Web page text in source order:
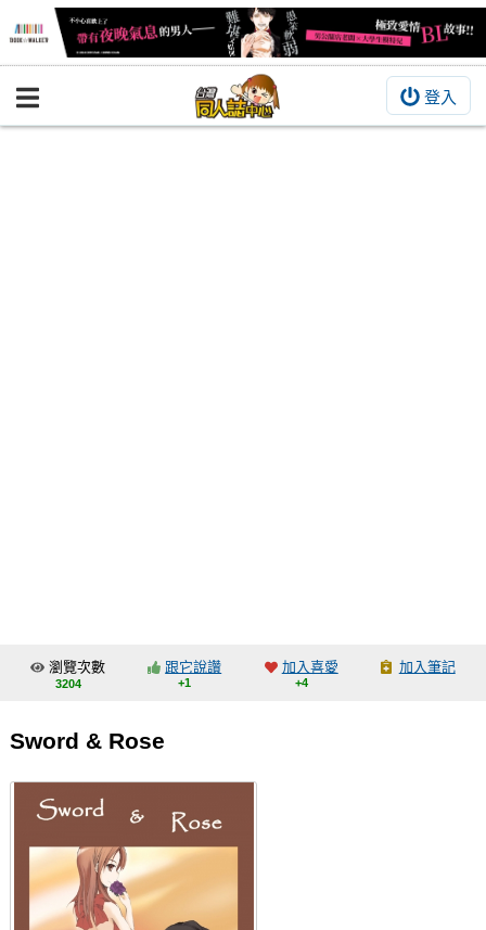
登入
BOOKY書集倉庫
交流中心
會員中心
登入
瀏覽次數
3204
跟它說讚
+1
加入喜愛
+4
加入筆記
Sword & Rose